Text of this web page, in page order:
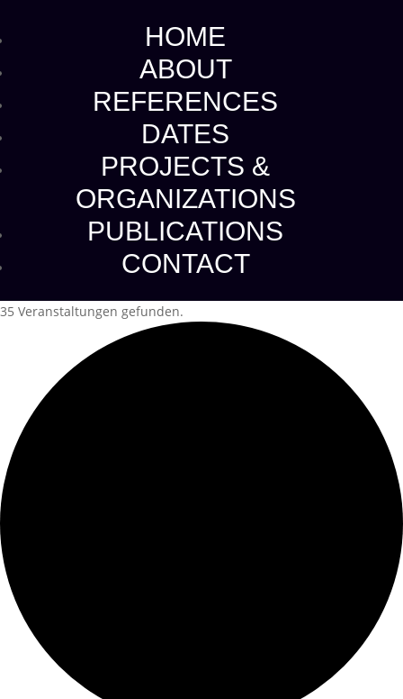
HOME
ABOUT
REFERENCES
DATES
PROJECTS &
ORGANIZATIONS
PUBLICATIONS
CONTACT
35 Veranstaltungen gefunden.